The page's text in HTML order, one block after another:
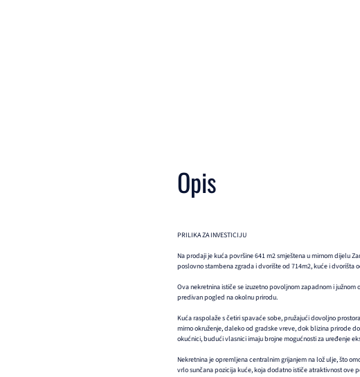
Opis
PRILIKA ZA INVESTICIJU
Na prodaji je kuća površine 641 m2 smještena u mirnom dijelu
poslovno stambena zgrada i dvorište od 714m2, kuće i dvorišta
Ova nekretnina ističe se izuzetno povoljnom zapadnom i
predivan pogled na okolnu prirodu.
Kuća raspolaže s četiri spavaće sobe, pružajući dovoljno
mirno okruženje, daleko od gradske vreve, dok blizina prirode
okućnici, budući vlasnici imaju brojne mogućnosti za uređenje
Nekretnina je opremljena centralnim grijanjem na lož ulje, što
vrlo sunčana pozicija kuće, koja dodatno ističe atraktivnost ove